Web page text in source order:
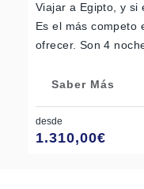
Viajar a Egipto, y si
Es el más competo
ofrecer. Son 4
Saber Más
desde
1.310,00€